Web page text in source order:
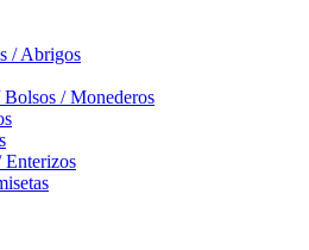
/ Abrigos
Bolsos / Monederos
Enterizos